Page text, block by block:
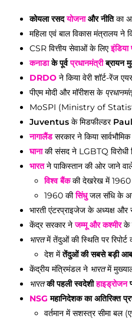
कोयला रसदयोजनाऔर नीतिका
महिला एवं बाल विकास मंत्रालय ने
CSR वित्तीय सेवाओं के लिए
कनाडाके पूर्वप्रधानमंत्रीब्रायन
DRDO ने किया वेरी शॉर्ट-रेंज
पीएम मोदी और मॉरीशस के
MoSPI (Ministry of
Juventus के मिडफील्डर
नागालैंडसरकार ने किया
घानाकी संसद ने LGBTQ विरोधी
भारतने पाकिस्‍तान की ओर जाने वाले
विश्व बैंककी देखरेख में 1960 में
1960 कीसिंधुजल संधि के
भारती एंटरप्राइजेज के अध्यक्ष
केंद्र सरकार नेजम्मू और कश्मीरके
भारतमें तेंदुओं की स्थिति पर
देश मेंतेंदुओं की सबसे बड़ी
केंद्रीय मंत्रिमंडल ने भारतमें
भारतकी पहली स्वदेशीहाइड्रोजन
NSG महानिदेशक का अतिरिक्त
वर्तमान में सशस्त्र सीमा बल